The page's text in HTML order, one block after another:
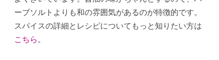
ーブソルトよりも和の雰囲気があるのが特徴的です。
スパイスの詳細とレシピについてもっと知りたい方は
こちら 。